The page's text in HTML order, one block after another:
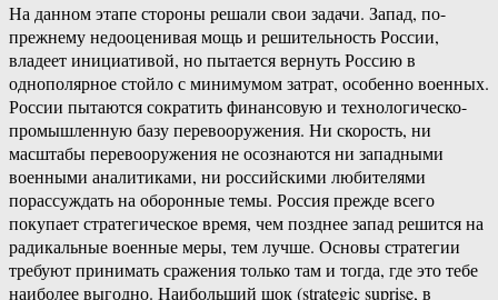
На данном этапе стороны решали свои задачи. Запад, по-
прежнему недооценивая мощь и решительность России,
владеет инициативой, но пытается вернуть Россию в
однополярное стойло с минимумом затрат, особенно военных.
России пытаются сократить финансовую и технологическо-
промышленную базу перевооружения. Ни скорость, ни
масштабы перевооружения не осознаются ни западными
военными аналитиками, ни российскими любителями
порассуждать на оборонные темы. Россия прежде всего
покупает стратегическое время, чем позднее запад решится на
радикальные военные меры, тем лучше. Основы стратегии
требуют принимать сражения только там и тогда, где это тебе
наиболее выгодно. Наибольший шок (strategic suprise, в